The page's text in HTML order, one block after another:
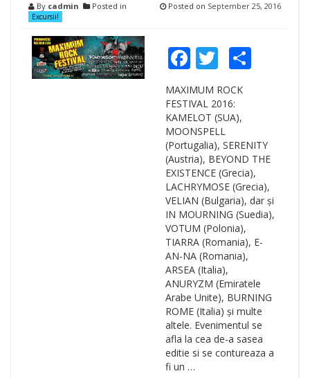
By cadmin Posted in
Excursii!
Posted on September 25, 2016
Facebook
TwitterShare
MAXIMUM ROCK
FESTIVAL 2016:
KAMELOT (SUA),
MOONSPELL
(Portugalia), SERENITY
(Austria), BEYOND THE
EXISTENCE (Grecia),
LACHRYMOSE (Grecia),
VELIAN (Bulgaria), dar și
IN MOURNING (Suedia),
VOTUM (Polonia),
TIARRA (Romania), E-
AN-NA (Romania),
ARSEA (Italia),
ANURYZM (Emiratele
Arabe Unite), BURNING
ROME (Italia) și multe
altele. Evenimentul se
afla la cea de-a sasea
editie si se contureaza a
fi un …